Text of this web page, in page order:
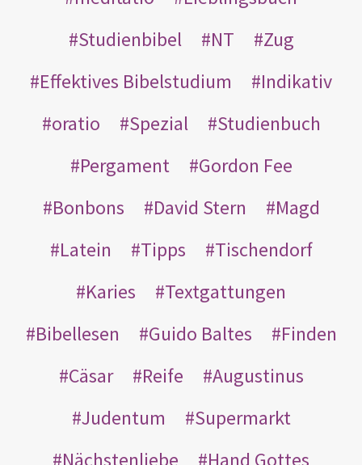
Studienbibel
NT
Zug
Effektives Bibelstudium
Indikativ
oratio
Spezial
Studienbuch
Pergament
Gordon Fee
Bonbons
David Stern
Magd
Latein
Tipps
Tischendorf
Karies
Textgattungen
Bibellesen
Guido Baltes
Finden
Cäsar
Reife
Augustinus
Judentum
Supermarkt
Nächstenliebe
Hand Gottes